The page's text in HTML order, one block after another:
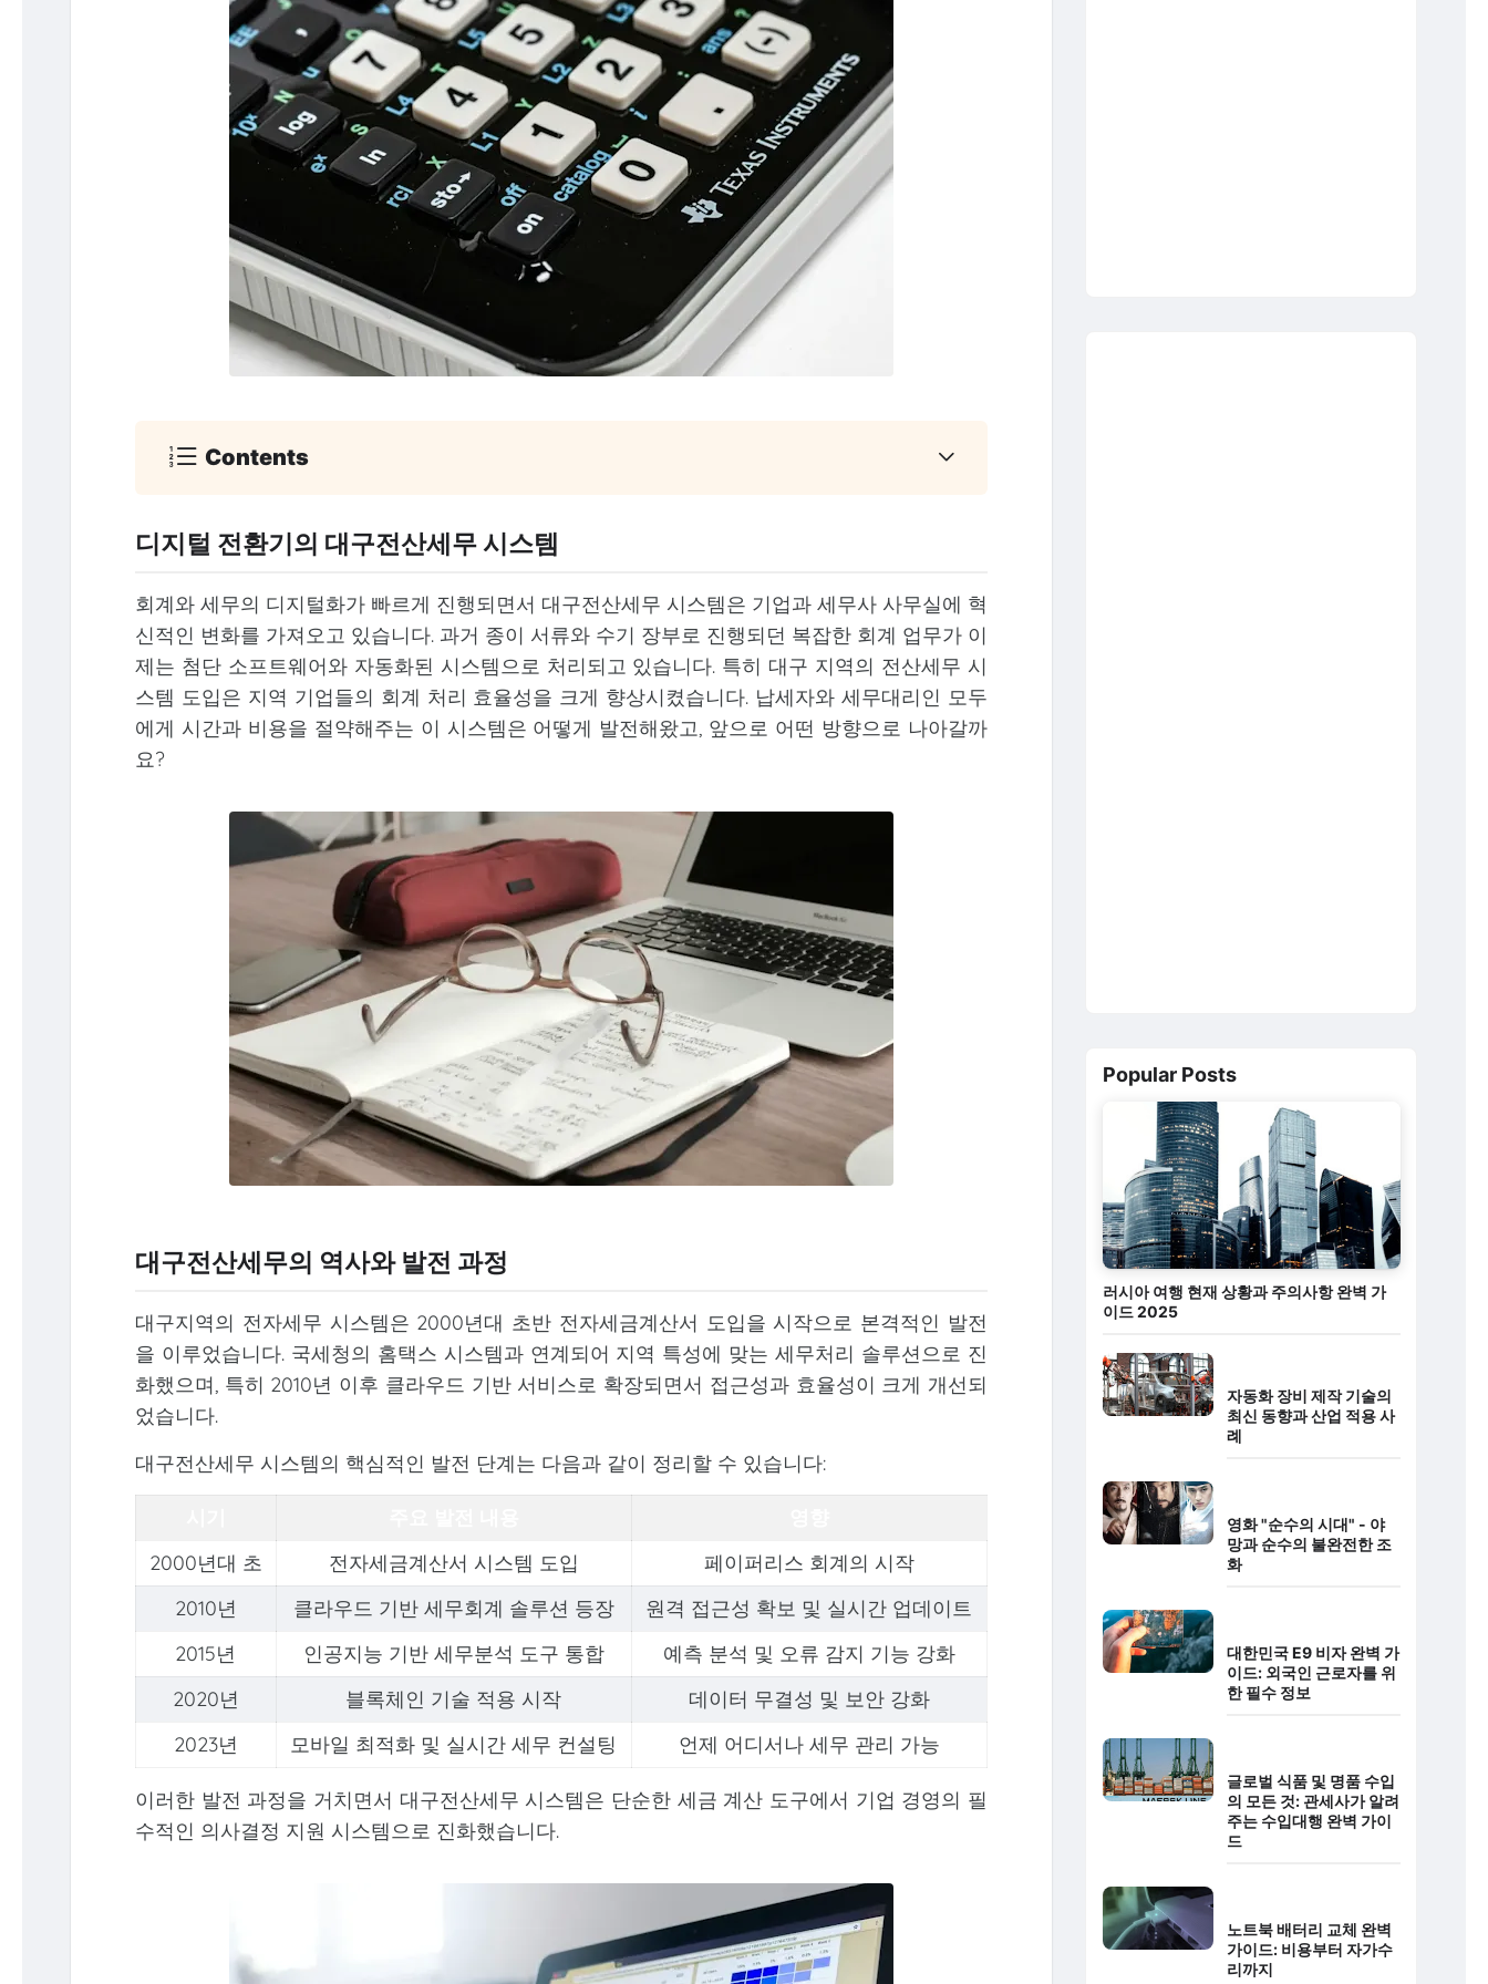
Contents
디지털 전환기의 대구전산세무 시스템
회계와 세무의 디지털화가 빠르게 진행되면서 대구전산세무 시스템은 기업과 세무사 사무실에 혁
신적인 변화를 가져오고 있습니다. 과거 종이 서류와 수기 장부로 진행되던 복잡한 회계 업무가 이
제는 첨단 소프트웨어와 자동화된 시스템으로 처리되고 있습니다. 특히 대구 지역의 전산세무 시
스템 도입은 지역 기업들의 회계 처리 효율성을 크게 향상시켰습니다. 납세자와 세무대리인 모두
에게 시간과 비용을 절약해주는 이 시스템은 어떻게 발전해왔고, 앞으로 어떤 방향으로 나아갈까
요?
대구전산세무의 역사와 발전 과정
대구지역의 전자세무 시스템은 2000년대 초반 전자세금계산서 도입을 시작으로 본격적인 발전
을 이루었습니다. 국세청의 홈택스 시스템과 연계되어 지역 특성에 맞는 세무처리 솔루션으로 진
화했으며, 특히 2010년 이후 클라우드 기반 서비스로 확장되면서 접근성과 효율성이 크게 개선되
었습니다.
대구전산세무 시스템의 핵심적인 발전 단계는 다음과 같이 정리할 수 있습니다:
2000년대 초
전자세금계산서 시스템 도입
페이퍼리스 회계의 시작
2010년
클라우드 기반 세무회계 솔루션 등장
원격 접근성 확보 및 실시간 업데이트
2015년
인공지능 기반 세무분석 도구 통합
예측 분석 및 오류 감지 기능 강화
2020년
블록체인 기술 적용 시작
데이터 무결성 및 보안 강화
2023년
모바일 최적화 및 실시간 세무 컨설팅 언제 어디서나 세무 관리 가능
이러한 발전 과정을 거치면서 대구전산세무 시스템은 단순한 세금 계산 도구에서 기업 경영의 필
수적인 의사결정 지원 시스템으로 진화했습니다.
Popular Posts
러시아 여행 현재 상황과 주의사항 완벽 가
이드 2025
자동화 장비 제작 기술의
최신 동향과 산업 적용 사
례
영화 "순수의 시대" - 야
망과 순수의 불완전한 조
화
대한민국 E9 비자 완벽 가
이드: 외국인 근로자를 위
한 필수 정보
글로벌 식품 및 명품 수입
의 모든 것: 관세사가 알려
주는 수입대행 완벽 가이
드
노트북 배터리 교체 완벽
가이드: 비용부터 자가수
리까지